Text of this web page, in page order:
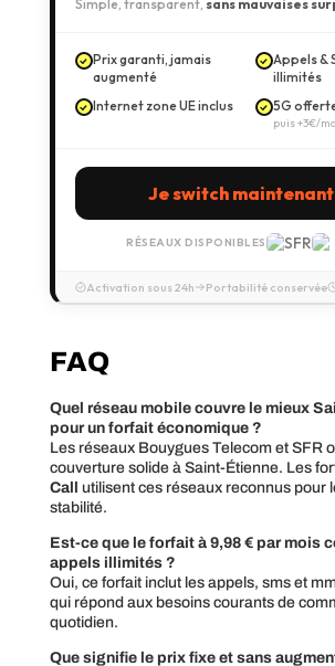
Simple, transparent, sans mauvaises
Prix garanti, jamais
augmenté
Appels &
illimités
Internet zone UE inclus
5G
puis +3€/
Je switch maintenant
RÉSEAUX DISPONIBLES
Activation sous 24h Portabilité conservée
FAQ
Quel réseau mobile couvre le mieux
pour un forfait économique ?
Les réseaux Bouygues Telecom et SFR
couverture solide à Saint-Étienne. Les
Call utilisent ces réseaux reconnus pour
stabilité.
Est-ce que le forfait à 9,98 € par mois
appels illimités ?
Oui, ce forfait inclut les appels, sms et
qui répond aux besoins courants de
quotidien.
Que signifie le prix fixe et sans